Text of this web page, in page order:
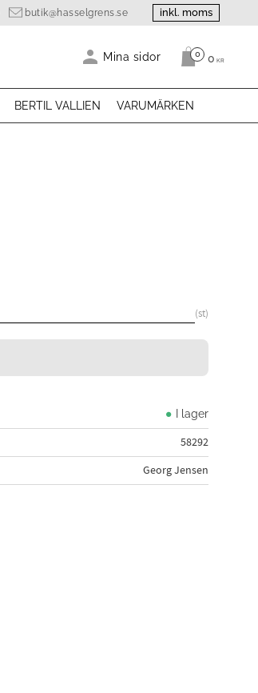
butik@hasselgrens.se inkl. moms
Mina sidor Antal
0 0 KR
BERTIL VALLIEN VARUMÄRKEN
st
I lager
58292
Georg Jensen